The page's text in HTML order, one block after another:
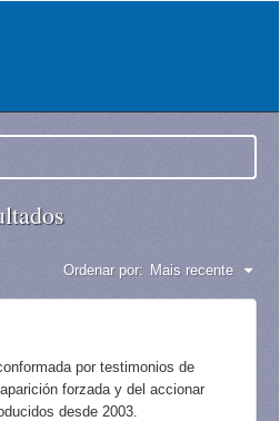
Ordenar por: Mais recente
por testimonios de
forzada y del accionar
desde 2003.